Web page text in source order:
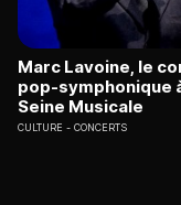
Marc Lavoine, le
pop-symphonique
Seine Musicale
CULTURE CONCERTS